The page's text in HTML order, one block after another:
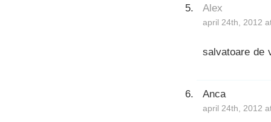
Alex
april 24th, 2012
salvatoare de
Anca
april 24th, 2012